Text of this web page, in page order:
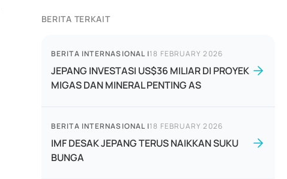
BERITA TERKAIT
BERITA INTERNASIONAL |18 FEBRUARY 2026
JEPANG INVESTASI US$36 MILIAR DI PROYEK
MIGAS DAN MINERAL PENTING AS
BERITA INTERNASIONAL |18 FEBRUARY 2026
IMF DESAK JEPANG TERUS NAIKKAN SUKU
BUNGA